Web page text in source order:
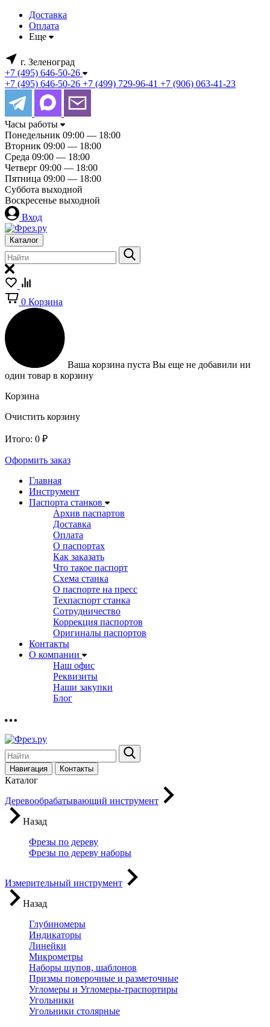
Доставка
Оплата
Еще
г. Зеленоград
+7 (495) 646-50-26
+7 (495) 646-50-26 +7 (499) 729-96-41 +7 (906) 063-41-23
Часы работы
Понедельник 09:00 — 18:00
Вторник 09:00 — 18:00
Среда 09:00 — 18:00
Четверг 09:00 — 18:00
Пятница 09:00 — 18:00
Суббота выходной
Воскресенье выходной
Вход
Каталог
0 Корзина
Ваша корзина пуста Вы еще не добавили ни
один товар в корзину
Корзина
Очистить корзину
Итого: 0 ₽
Оформить заказ
Главная
Инструмент
Паспорта станков
Архив паспартов
Доставка
Оплата
О паспортах
Как заказать
Что такое паспорт
Схема станка
О паспорте на пресс
Техпаспорт станка
Сотрудничество
Коррекция паспортов
Оригиналы паспортов
Контакты
О компании
Наш офис
Реквизиты
Наши закупки
Блог
Навигация Контакты
Каталог
Деревообрабатывающий инструмент
Назад
Фрезы по дереву
Фрезы по дереву наборы
Измерительный инструмент
Назад
Глубиномеры
Индикаторы
Линейки
Микрометры
Наборы щупов, шаблонов
Призмы поверочные и разметочные
Угломеры и Угломеры-траспортиры
Угольники
Угольники столярные